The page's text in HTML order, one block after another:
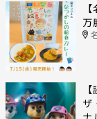
万
ザ